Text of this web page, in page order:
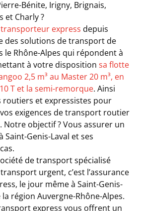
Bénite, Irigny, Brignais,
et Charly ?
transporteur express depuis
des solutions de transport de
le Rhône-Alpes qui répondent à
à votre dispositionsa flotte
2,5 m³ au Master 20 m³, en
T et la semi-remorque. Ainsi
routiers et expressistes pour
exigences de transport routier
Notre objectif ? Vous assurer un
Genis-Laval et ses
de transport spécialisé
urgent, c’est l’assurance
le jour même à Saint-Genis-
région Auvergne-Rhône-Alpes.
express vous offrent un